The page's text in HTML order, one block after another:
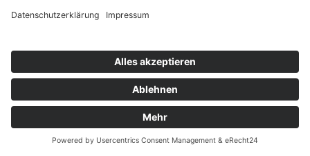
Möchten Sie uns noch etwas mitteilen? (optional)
*